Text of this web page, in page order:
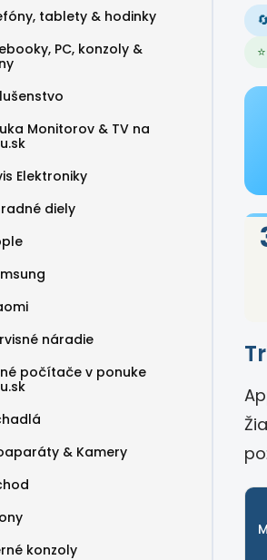
tablety & hodinky
PC, konzoly &
Monitorov & TV na
Elektroniky
diely
náradie
počítače v ponuke
& Kamery
konzoly